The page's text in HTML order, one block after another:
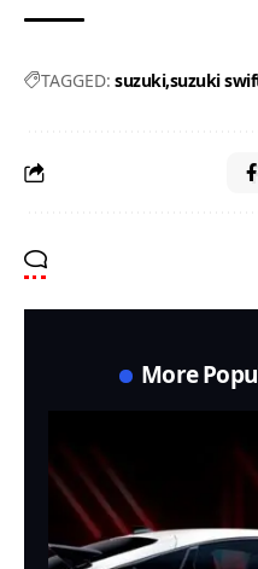
TAGGED: suzuki suzuki
More